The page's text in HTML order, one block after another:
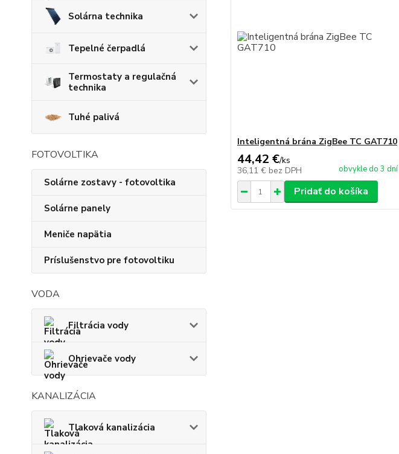
Solárna technika
Tepelné čerpadlá
Termostaty a regulačná
technika
Tuhé palivá
FOTOVOLTIKA
Solárne zostavy - fotovoltika
Solárne panely
Meniče napätia
Príslušenstvo pre fotovoltiku
VODA
Filtrácia vody
Ohrievače vody
KANALIZÁCIA
Tlaková kanalizácia
Inteligentná brána ZigBee TC GAT710
44,42 €/ks
36,11 € bez DPH obvykle do 3 dní
Pridať do košíka